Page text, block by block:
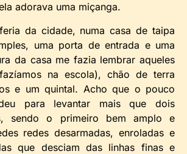
adorava uma miçanga.
da cidade, numa casa de taipa
uma porta de entrada e uma
da casa me fazia lembrar aqueles
na escola), chão de terra
e um quintal. Acho que o pouco
para levantar mais que dois
sendo o primeiro bem amplo e
redes desarmadas, enroladas e
que desciam das linhas finas e